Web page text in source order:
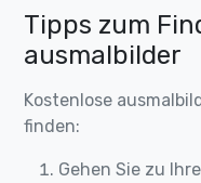
Tipps zum
ausmalbilder
Kostenlose
finden:
Gehen Sie zu